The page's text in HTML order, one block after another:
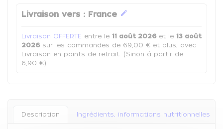
Livraison vers : France edit
Livraison OFFERTE entre le 11 août 2026 et le 13 août
2026 sur les commandes de 69,00 € et plus, avec
Livraison en points de retrait. (Sinon à partir de
6,90 €)
Description Ingrédients, informations nutritionnelles